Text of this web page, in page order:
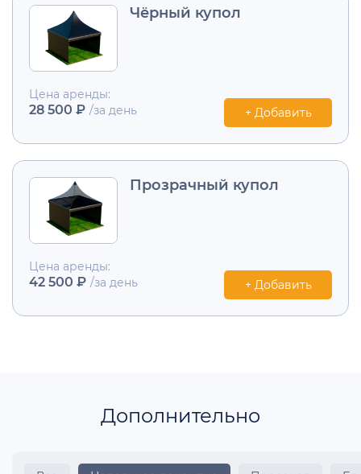
Чёрный купол
Цена аренды:
28 500 ₽ /за день + Добавить
Прозрачный купол
Цена аренды:
42 500 ₽ /за день + Добавить
Дополнительно